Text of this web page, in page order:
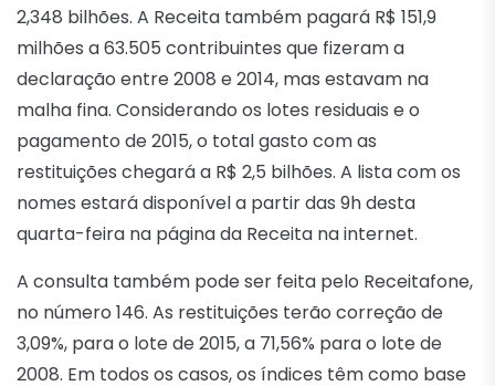
2,348 bilhões. A Receita também pagará R$ 151,9
milhões a 63.505 contribuintes que fizeram a
declaração entre 2008 e 2014, mas estavam na
malha fina. Considerando os lotes residuais e o
pagamento de 2015, o total gasto com as
restituições chegará a R$ 2,5 bilhões. A lista com os
nomes estará disponível a partir das 9h desta
quarta-feira na página da Receita na internet.
A consulta também pode ser feita pelo Receitafone,
no número 146. As restituições terão correção de
3,09%, para o lote de 2015, a 71,56% para o lote de
2008. Em todos os casos, os índices têm como base